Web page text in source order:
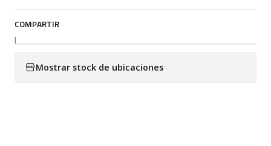
COMPARTIR
|
Mostrar stock de ubicaciones